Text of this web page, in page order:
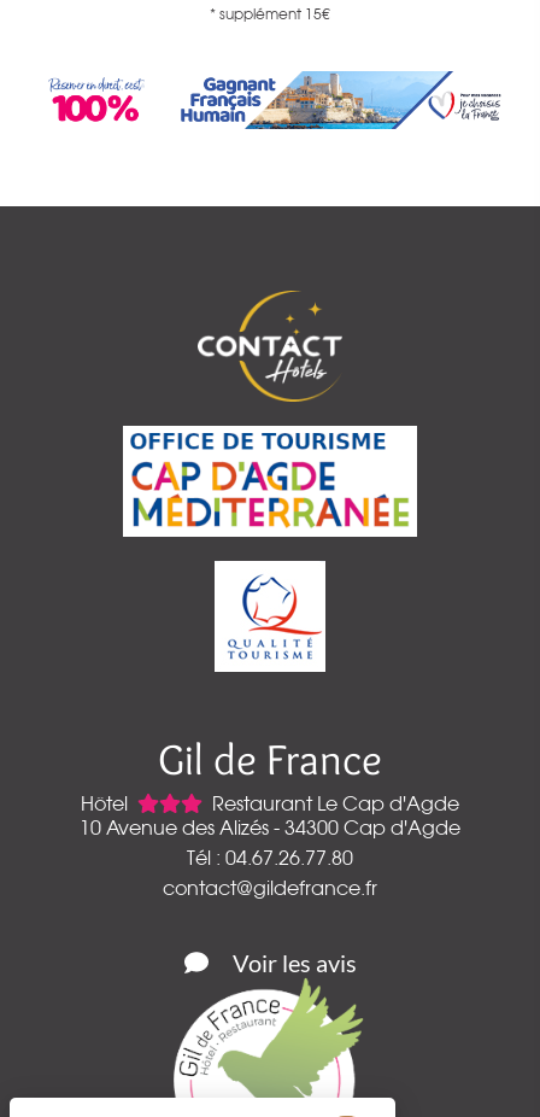
* supplément 15€
Gil de France
Hôtel
Restaurant Le Cap d'Agde
10 Avenue des Alizés - 34300 Cap d'Agde
Tél : 04.67.26.77.80
contact@gildefrance.fr
Voir les avis